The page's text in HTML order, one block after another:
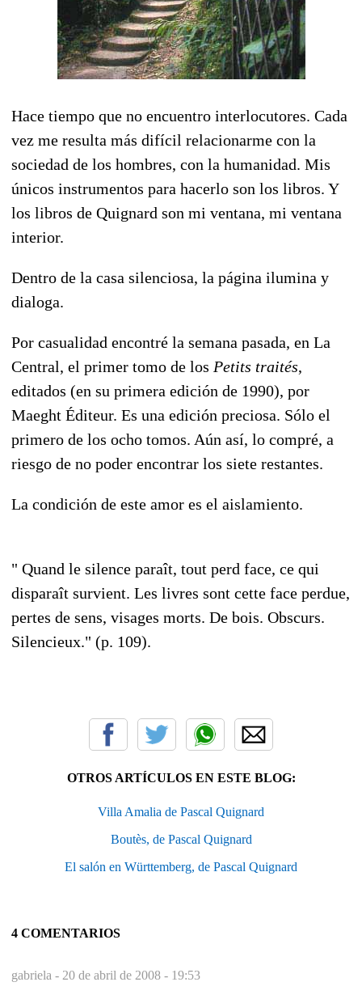
Hace tiempo que no encuentro interlocutores. Cada
vez me resulta más difícil relacionarme con la
sociedad de los hombres, con la humanidad. Mis
únicos instrumentos para hacerlo son los libros. Y
los libros de Quignard son mi ventana, mi ventana
interior.
Dentro de la casa silenciosa, la página ilumina y
dialoga.
Por casualidad encontré la semana pasada, en La
Central, el primer tomo de los Petits traités,
editados (en su primera edición de 1990), por
Maeght Éditeur. Es una edición preciosa. Sólo el
primero de los ocho tomos. Aún así, lo compré, a
riesgo de no poder encontrar los siete restantes.
La condición de este amor es el aislamiento.
" Quand le silence paraît, tout perd face, ce qui
disparaît survient. Les livres sont cette face perdue,
pertes de sens, visages morts. De bois. Obscurs.
Silencieux." (p. 109).
OTROS ARTÍCULOS EN ESTE BLOG:
Villa Amalia de Pascal Quignard
Boutès, de Pascal Quignard
El salón en Württemberg, de Pascal Quignard
4 COMENTARIOS
gabriela - 20 de abril de 2008 - 19:53